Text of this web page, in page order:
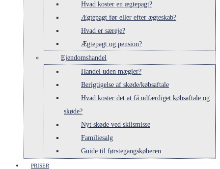
Hvad koster en ægtepagt?
Ægtepagt før eller efter ægteskab?
Hvad er særeje?
Ægtepagt og pension?
Ejendomshandel
Handel uden mægler?
Berigtigelse af skøde/købsaftale
Hvad koster det at få udfærdiget købsaftale og
skøde?
Nyt skøde ved skilsmisse
Familiesalg
Guide til førstegangskøberen
PRISER